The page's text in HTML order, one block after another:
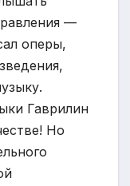
—
оперы,
Гаврилин
Но